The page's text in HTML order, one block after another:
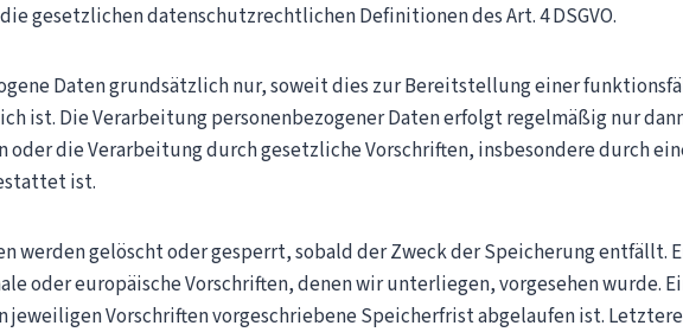
gesetzlichen datenschutzrechtlichen Definitionen des Art. 4 DSGVO.
Daten grundsätzlich nur, soweit dies zur Bereitstellung einer
ist. Die Verarbeitung personenbezogener Daten erfolgt regelmäßig nur
oder die Verarbeitung durch gesetzliche Vorschriften, insbesondere durch
ist.
werden gelöscht oder gesperrt, sobald der Zweck der Speicherung entfällt.
oder europäische Vorschriften, denen wir unterliegen, vorgesehen wurde.
jeweiligen Vorschriften vorgeschriebene Speicherfrist abgelaufen ist.